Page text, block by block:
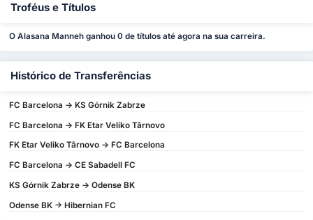
Troféus e Títulos
O Alasana Manneh ganhou 0 de títulos até agora na sua carreira.
Histórico de Transferências
FC Barcelona -> KS Górnik Zabrze
FC Barcelona -> FK Etar Veliko Târnovo
FK Etar Veliko Târnovo -> FC Barcelona
FC Barcelona -> CE Sabadell FC
KS Górnik Zabrze -> Odense BK
Odense BK -> Hibernian FC